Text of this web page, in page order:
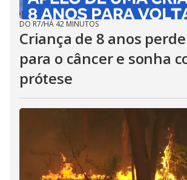
DO R7/HÁ 42 MINUTOS
Criança de 8 anos
para o câncer e sonha
prótese